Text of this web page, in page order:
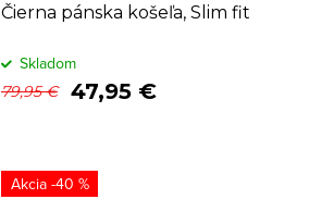
Čierna pánska košeľa, Slim fit
79,95 € 47,95 €
Skladom
-40 %